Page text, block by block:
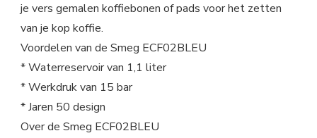
je vers gemalen koffiebonen of pads voor het zetten
van je kop koffie.
Voordelen van de Smeg ECF02BLEU
* Waterreservoir van 1,1 liter
* Werkdruk van 15 bar
* Jaren 50 design
Over de Smeg ECF02BLEU